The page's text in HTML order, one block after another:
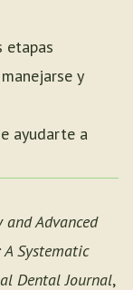
etapas
y
ayudarte a
Advanced
Systematic
Dental Journal,